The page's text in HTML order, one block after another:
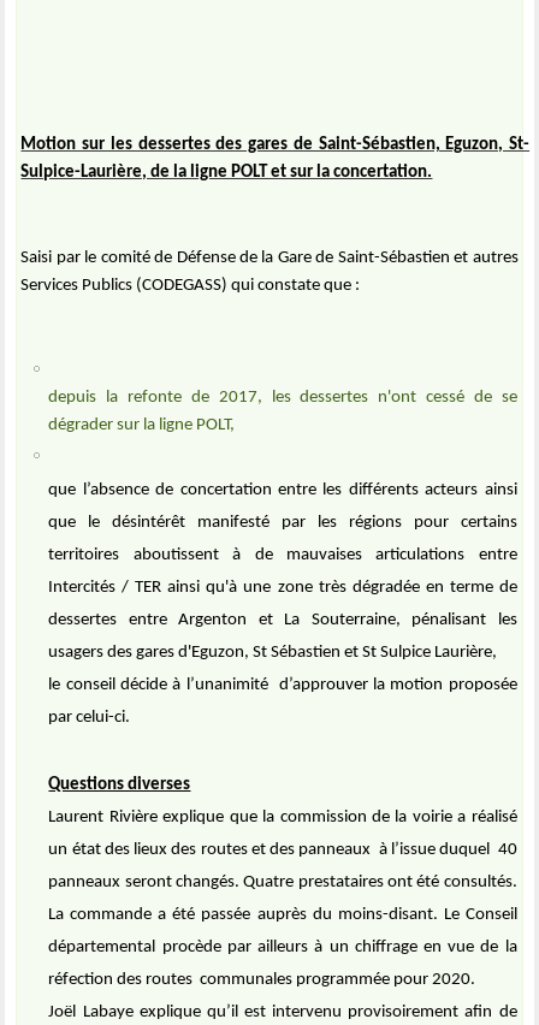
Motion sur les dessertes des gares de Saint-Sébastien, Eguzon, St-
Sulpice-Laurière, de la ligne POLT et sur la concertation.
Saisi par le comité de Défense de la Gare de Saint-Sébastien et autres
Services Publics (CODEGASS) qui constate que :
depuis la refonte de 2017, les dessertes n'ont cessé de se
dégrader sur la ligne POLT,
que l’absence de concertation entre les différents acteurs ainsi
que le désintérêt manifesté par les régions pour certains
territoires aboutissent à de mauvaises articulations entre
Intercités / TER ainsi qu'à une zone très dégradée en terme de
dessertes entre Argenton et La Souterraine, pénalisant les
usagers des gares d'Eguzon, St Sébastien et St Sulpice Laurière,
le conseil décide à l’unanimité d’approuver la motion proposée
par celui-ci.
Questions diverses
Laurent Rivière explique que la commission de la voirie a réalisé
un état des lieux des routes et des panneaux à l’issue duquel 40
panneaux seront changés. Quatre prestataires ont été consultés.
La commande a été passée auprès du moins-disant. Le Conseil
départemental procède par ailleurs à un chiffrage en vue de la
réfection des routes communales programmée pour 2020.
Joël Labaye explique qu’il est intervenu provisoirement afin de